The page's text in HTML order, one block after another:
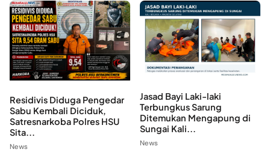
Residivis Diduga Pengedar
Sabu Kembali Diciduk,
Satresnarkoba Polres HSU
Sita...
News
Jasad Bayi Laki-laki
Terbungkus Sarung
Ditemukan Mengapung di
Sungai Kali...
News